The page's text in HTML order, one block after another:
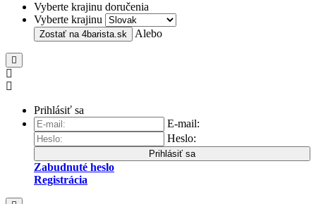
Vyberte krajinu doručenia
Vyberte krajinu
Zostať na 4barista.sk Alebo
Prihlásiť sa
E-mail:
Heslo:
Prihlásiť sa
Zabudnuté heslo
Registrácia